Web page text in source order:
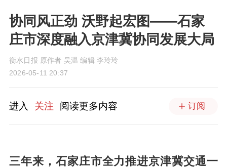
协同风正劲 沃野起宏图——石家
庄市深度融入京津冀协同发展大局
衡水日报 原作者 吴温 编辑 李玲玲
2026-05-11 20:37
进入 关注 阅读更多内容 订阅
三年来，石家庄市全力推进京津冀交通一